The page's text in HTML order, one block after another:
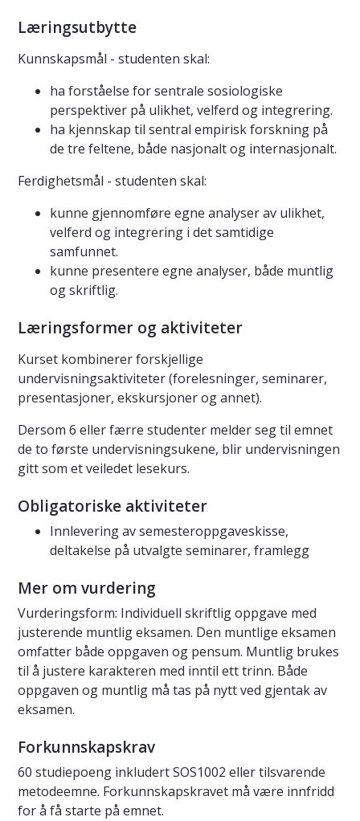
Læringsutbytte
Kunnskapsmål - studenten skal:
ha forståelse for sentrale sosiologiske
perspektiver på ulikhet, velferd og integrering.
ha kjennskap til sentral empirisk forskning på
de tre feltene, både nasjonalt og internasjonalt.
Ferdighetsmål - studenten skal:
kunne gjennomføre egne analyser av ulikhet,
velferd og integrering i det samtidige
samfunnet.
kunne presentere egne analyser, både muntlig
og skriftlig.
Læringsformer og aktiviteter
Kurset kombinerer forskjellige
undervisningsaktiviteter (forelesninger, seminarer,
presentasjoner, ekskursjoner og annet).
Dersom 6 eller færre studenter melder seg til emnet
de to første undervisningsukene, blir undervisningen
gitt som et veiledet lesekurs.
Obligatoriske aktiviteter
Innlevering av semesteroppgaveskisse,
deltakelse på utvalgte seminarer, framlegg
Mer om vurdering
Vurderingsform: Individuell skriftlig oppgave med
justerende muntlig eksamen. Den muntlige eksamen
omfatter både oppgaven og pensum. Muntlig brukes
til å justere karakteren med inntil ett trinn. Både
oppgaven og muntlig må tas på nytt ved gjentak av
eksamen.
Forkunnskapskrav
60 studiepoeng inkludert SOS1002 eller tilsvarende
metodeemne. Forkunnskapskravet må være innfridd
for å få starte på emnet.